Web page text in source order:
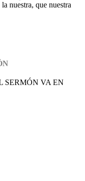
nuestra, que nuestra
SERMÓN VA EN